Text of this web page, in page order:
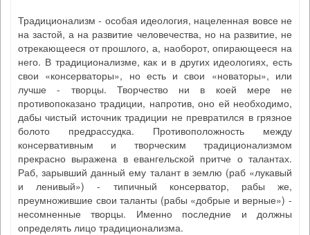
Традиционализм - особая идеология, нацеленная вовсе не
на застой, а на развитие человечества, но на развитие, не
отрекающееся от прошлого, а, наоборот, опирающееся на
него. В традиционализме, как и в других идеологиях, есть
свои «консерваторы», но есть и свои «новаторы», или
лучше - творцы. Творчество ни в коей мере не
противопоказано традиции, напротив, оно ей необходимо,
дабы чистый источник традиции не превратился в грязное
болото предрассудка. Противоположность между
консервативным и творческим традиционализмом
прекрасно выражена в евангельской притче о талантах.
Раб, зарывший данный ему талант в землю (раб «лукавый
и ленивый») - типичный консерватор, рабы же,
преумножившие свои таланты (рабы «добрые и верные») -
несомненные творцы. Именно последние и должны
определять лицо традиционализма.